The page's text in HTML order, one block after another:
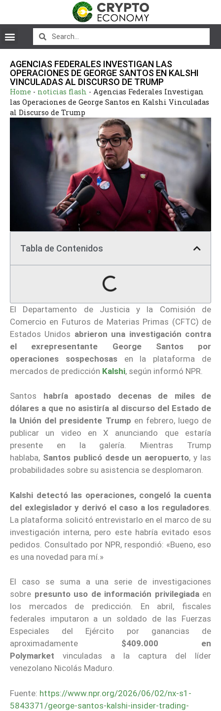
AGENCIAS FEDERALES INVESTIGAN LAS
OPERACIONES DE GEORGE SANTOS EN KALSHI
VINCULADAS AL DISCURSO DE TRUMP
Home - noticias flash - Agencias Federales Investigan
las Operaciones de George Santos en Kalshi Vinculadas
al Discurso de Trump
Tabla de Contenidos
El Departamento de Justicia y la Comisión de
Comercio en Futuros de Materias Primas (CFTC) de
Estados Unidos abrieron una investigación contra
el exrepresentante
George Santos
por
operaciones sospechosasen la plataforma de
mercados de predicción Kalshi, según informó NPR.
Santos habría apostado decenas de miles de
dólares a que no asistiría al discurso del Estado de
la Unión del presidente Trump en febrero, luego de
publicar un video en X anunciando que estaría
presente en la galería. Mientras Trump
hablaba, Santos publicó desde un aeropuerto, y las
probabilidades sobre su asistencia se desplomaron.
Kalshi detectó las operaciones, congeló la cuenta
del exlegislador y derivó el caso a los reguladores
La plataforma solicitó entrevistarlo en el marco de su
investigación interna, pero este habría evitado esos
pedidos. Consultado por NPR, respondió: «Bueno, eso
es una novedad para mí.»
El caso se suma a una serie de investigaciones
sobre presunto uso de información privilegiadaen
los mercados de predicción. En abril, fiscales
federales imputaron a un soldado de las Fuerzas
Especiales del Ejército por ganancias de
aproximadamente $409.000 en
Polymarket vinculadas a la captura del líder
venezolano Nicolás Maduro.
Fuente: https://www.npr.org/2026/06/02/nx-s1-
5843371/george-santos-kalshi-insider-trading-